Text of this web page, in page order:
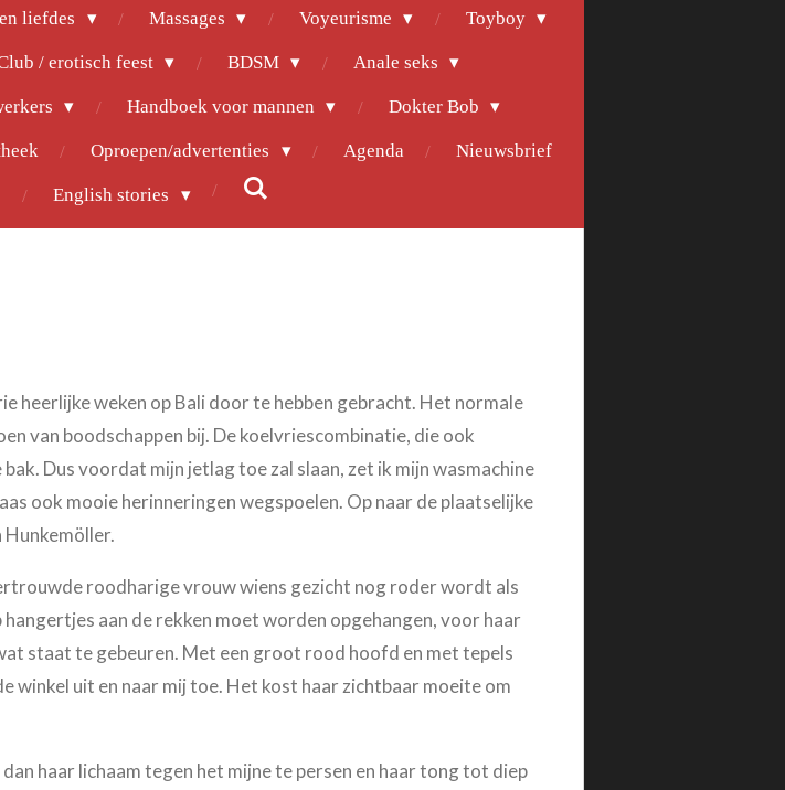
liefdes Massages Voyeurisme Toyboy
/ erotisch feest BDSM Anale seks
Handboek voor mannen Dokter Bob
Oproepen/advertenties Agenda Nieuwsbrief
English stories
heerlijke weken op Bali door te hebben gebracht. Het normale
van boodschappen bij. De koelvriescombinatie, die ook
Dus voordat mijn jetlag toe zal slaan, zet ik mijn wasmachine
ook mooie herinneringen wegspoelen. Op naar de plaatselijke
roodharige vrouw wiens gezicht nog roder wordt als
aan de rekken moet worden opgehangen, voor haar
staat te gebeuren. Met een groot rood hoofd en met tepels
winkel uit en naar mij toe. Het kost haar zichtbaar moeite om
haar lichaam tegen het mijne te persen en haar tong tot diep